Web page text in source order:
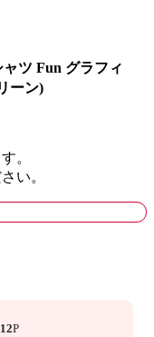
ツ Fun グラフィ
ーン)
。
い。
12P